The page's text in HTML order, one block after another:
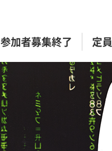
参加者募集終了 定員